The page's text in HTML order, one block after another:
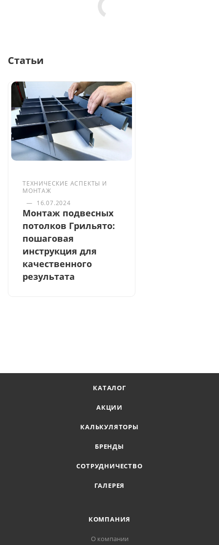
Статьи
ТЕХНИЧЕСКИЕ АСПЕКТЫ И
МОНТАЖ
— 16.07.2024
Монтаж подвесных
потолков Грильято:
пошаговая
инструкция для
качественного
результата
КАТАЛОГ
АКЦИИ
КАЛЬКУЛЯТОРЫ
БРЕНДЫ
СОТРУДНИЧЕСТВО
ГАЛЕРЕЯ
КОМПАНИЯ
О компании